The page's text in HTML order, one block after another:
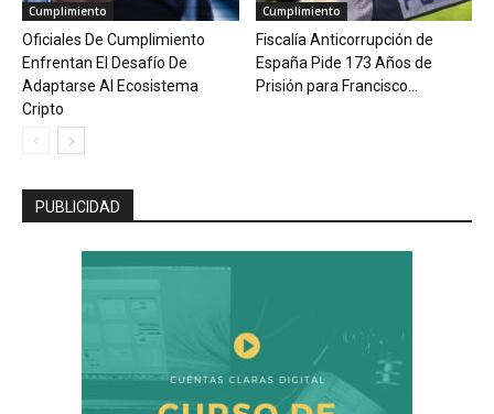
Cumplimiento
Oficiales De Cumplimiento
Enfrentan El Desafío De
Adaptarse Al Ecosistema
Cripto
Cumplimiento
Fiscalía Anticorrupción de
España Pide 173 Años de
Prisión para Francisco...
PUBLICIDAD